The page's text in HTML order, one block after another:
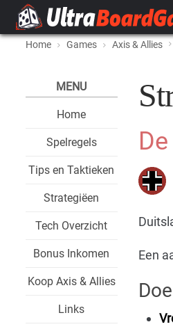
Home Games Axis & Allies
MENU
Home
Spelregels
Tips en Taktieken
Strategiëen
Tech Overzicht
Bonus Inkomen
Koop Axis & Allies
Links
Een